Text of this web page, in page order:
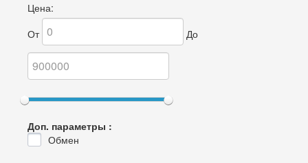
Цена:
От
До
Доп. параметры :
Обмен